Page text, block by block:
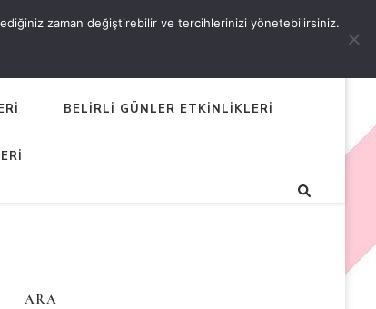
BELİRLİ GÜNLER ETKİNLİKLERİ
ARA
zaman değiştirebilir ve tercihlerinizi yönetebilirsiniz.